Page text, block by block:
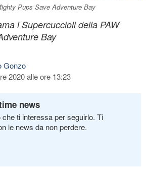
Pups Save Adventure Bay
i Supercuccioli della PAW
Bay
Gonzo
2020 alle ore 13:23
news
che ti interessa per seguirlo. Ti
le news da non perdere.